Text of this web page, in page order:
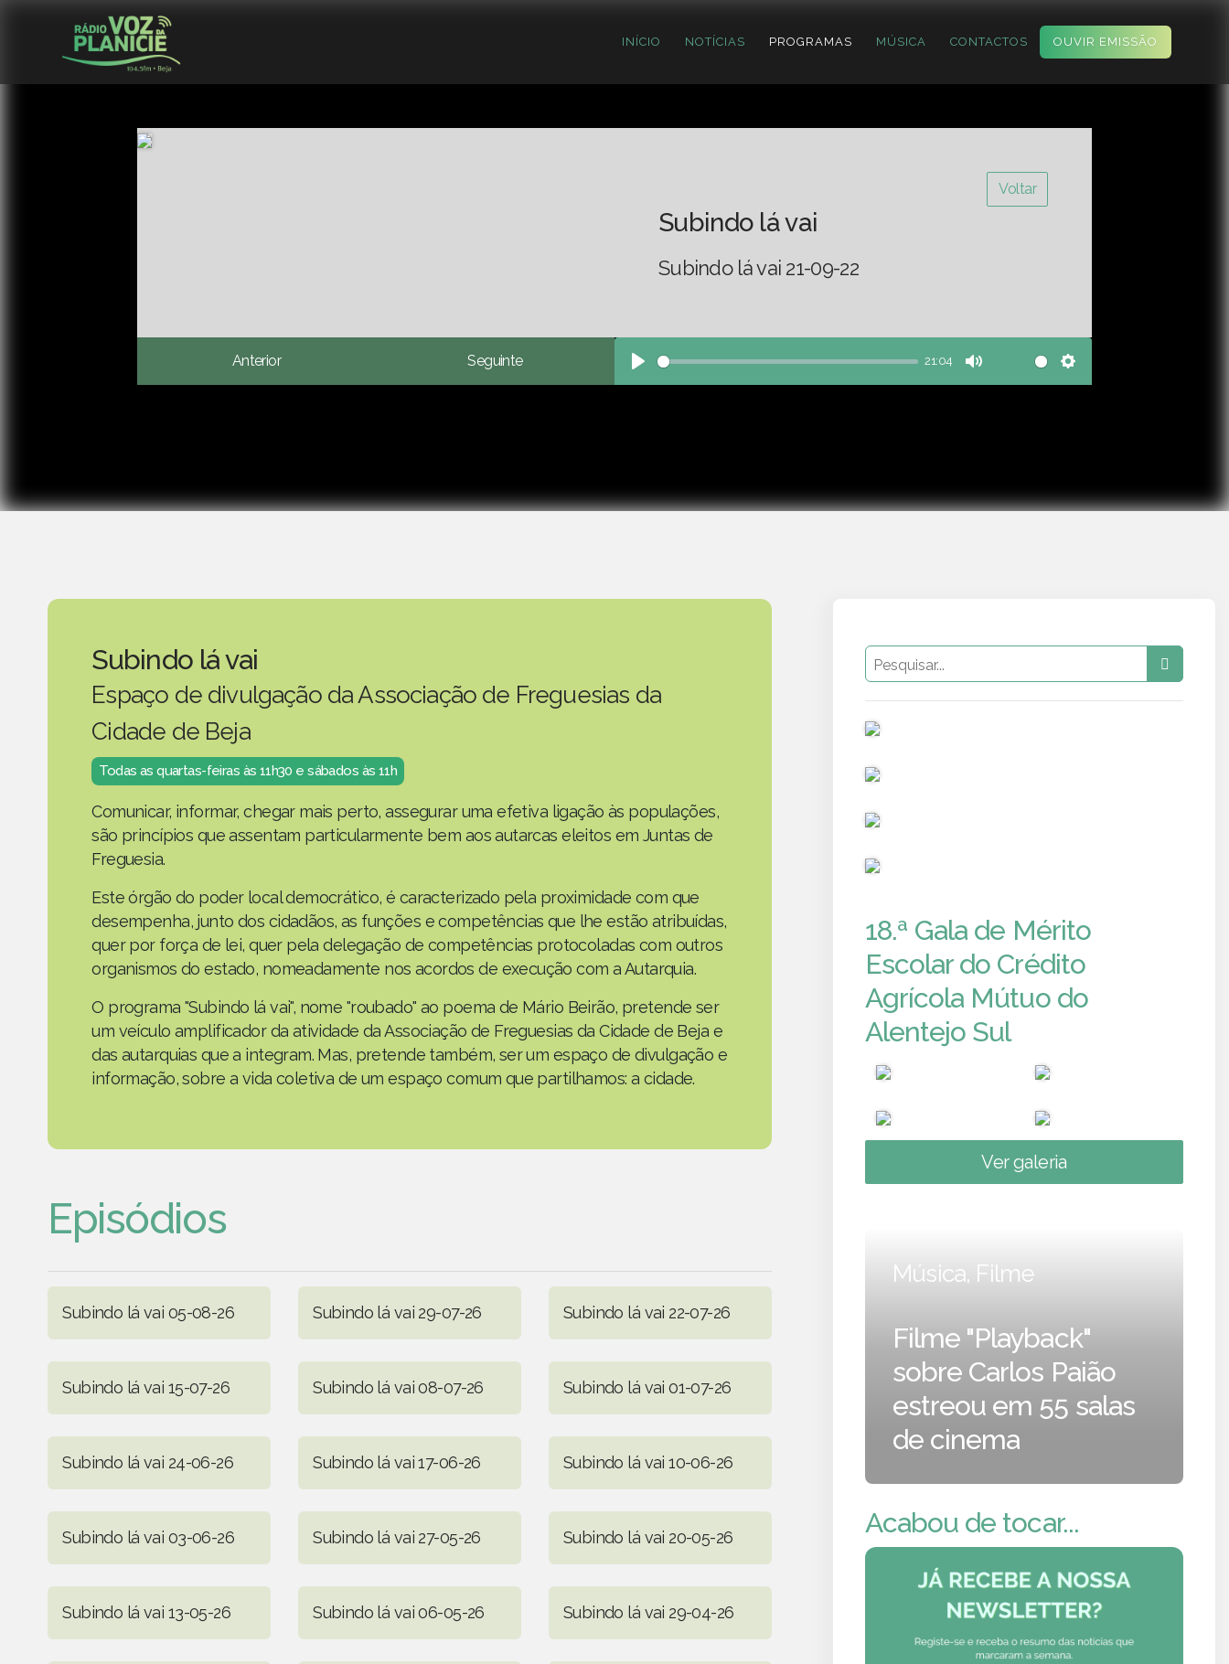
INÍCIO NOTÍCIAS PROGRAMAS MÚSICA CONTACTOS OUVIR EMISSÃO
Voltar
Subindo lá vai
Subindo lá vai 21-09-22
Anterior Seguinte
Play
21:04
Mute Settings
Subindo lá vai
Espaço de divulgação da Associação de Freguesias da
Cidade de Beja
Todas as quartas-feiras às 11h30 e sábados às 11h
Comunicar, informar, chegar mais perto, assegurar uma efetiva ligação às populações,
são princípios que assentam particularmente bem aos autarcas eleitos em Juntas de
Freguesia.
Este órgão do poder local democrático, é caracterizado pela proximidade com que
desempenha, junto dos cidadãos, as funções e competências que lhe estão atribuídas,
quer por força de lei, quer pela delegação de competências protocoladas com outros
organismos do estado, nomeadamente nos acordos de execução com a Autarquia.
O programa "Subindo lá vai", nome "roubado" ao poema de Mário Beirão, pretende ser
um veículo amplificador da atividade da Associação de Freguesias da Cidade de Beja e
das autarquias que a integram. Mas, pretende também, ser um espaço de divulgação e
informação, sobre a vida coletiva de um espaço comum que partilhamos: a cidade.
Episódios
Subindo lá vai 05-08-26 Subindo lá vai 29-07-26 Subindo lá vai 22-07-26
Subindo lá vai 15-07-26 Subindo lá vai 08-07-26 Subindo lá vai 01-07-26
Subindo lá vai 24-06-26 Subindo lá vai 17-06-26 Subindo lá vai 10-06-26
Subindo lá vai 03-06-26 Subindo lá vai 27-05-26 Subindo lá vai 20-05-26
Subindo lá vai 13-05-26 Subindo lá vai 06-05-26 Subindo lá vai 29-04-26
18.ª Gala de Mérito
Escolar do Crédito
Agrícola Mútuo do
Alentejo Sul
Ver galeria
Música, Filme
Filme "Playback"
sobre Carlos Paião
estreou em 55 salas
de cinema
Acabou de tocar...